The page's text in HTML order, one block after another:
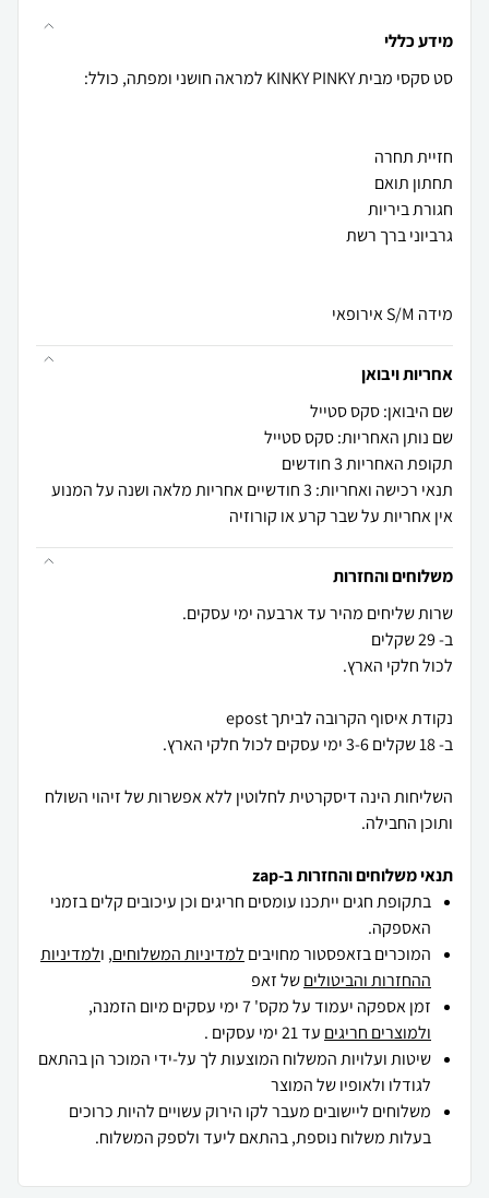
מידע כללי
מידה S/M אירופאי
אחריות ויבואן
שם היבואן: סקס סטייל
שם נותן האחריות: סקס סטייל
תקופת האחריות 3 חודשים
תנאי רכישה ואחריות: 3 חודשיים אחריות מלאה ושנה על המנוע
אין אחריות על שבר קרע או קורוזיה
משלוחים והחזרות
השליחות הינה דיסקרטית לחלוטין ללא אפשרות של זיהוי השולח
ותוכן החבילה.
תנאי משלוחים והחזרות ב-zap
בתקופת חגים ייתכנו עומסים חריגים וכן עיכובים קלים בזמני
האספקה.
המוכרים בזאפסטור מחויבים למדיניות המשלוחים, ולמדיניות
ההחזרות והביטוליםשל זאפ
זמן אספקה יעמוד על מקס' 7 ימי עסקים מיום הזמנה,
ולמוצרים חריגים עד 21 ימי עסקים .
שיטות ועלויות המשלוח המוצעות לך על-ידי המוכר הן בהתאם
לגודלו ולאופיו של המוצר
משלוחים ליישובים מעבר לקו הירוק עשויים להיות כרוכים
בעלות משלוח נוספת, בהתאם ליעד ולספק המשלוח.